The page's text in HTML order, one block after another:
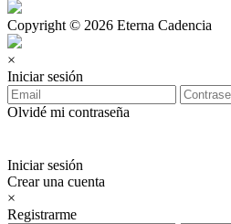
Copyright © 2026 Eterna Cadencia
×
Iniciar sesión
Olvidé mi contraseña
Iniciar sesión
Crear una cuenta
×
Registrarme